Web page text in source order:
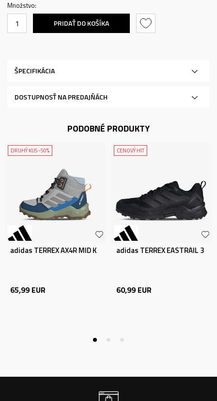
Množstvo:
PRIDAŤ DO KOŠÍKA
ŠPECIFIKÁCIA
DOSTUPNOSŤ NA PREDAJŇÁCH
PODOBNÉ PRODUKTY
DRUHÝ KUS -50%
adidas TERREX AX4R MID K
65,99 EUR
CENOVÝ HIT
adidas TERREX EASTRAIL 3
60,99 EUR